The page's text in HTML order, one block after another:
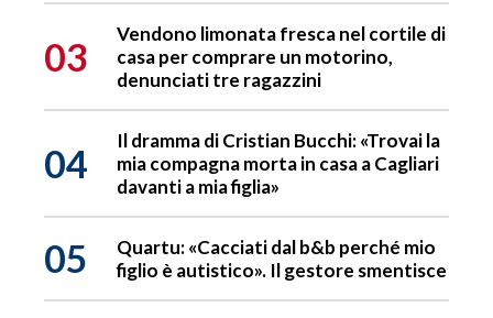
03
Vendono limonata fresca nel cortile di
casa per comprare un motorino,
denunciati tre ragazzini
04
Il dramma di Cristian Bucchi: «Trovai la
mia compagna morta in casa a Cagliari
davanti a mia figlia»
05
Quartu: «Cacciati dal b&b perché mio
figlio è autistico». Il gestore smentisce